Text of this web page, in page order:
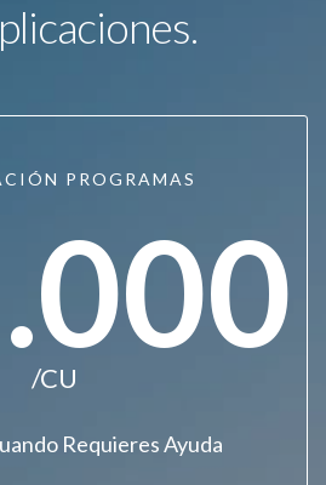
PROGRAMAS
/CU
Requieres Ayuda